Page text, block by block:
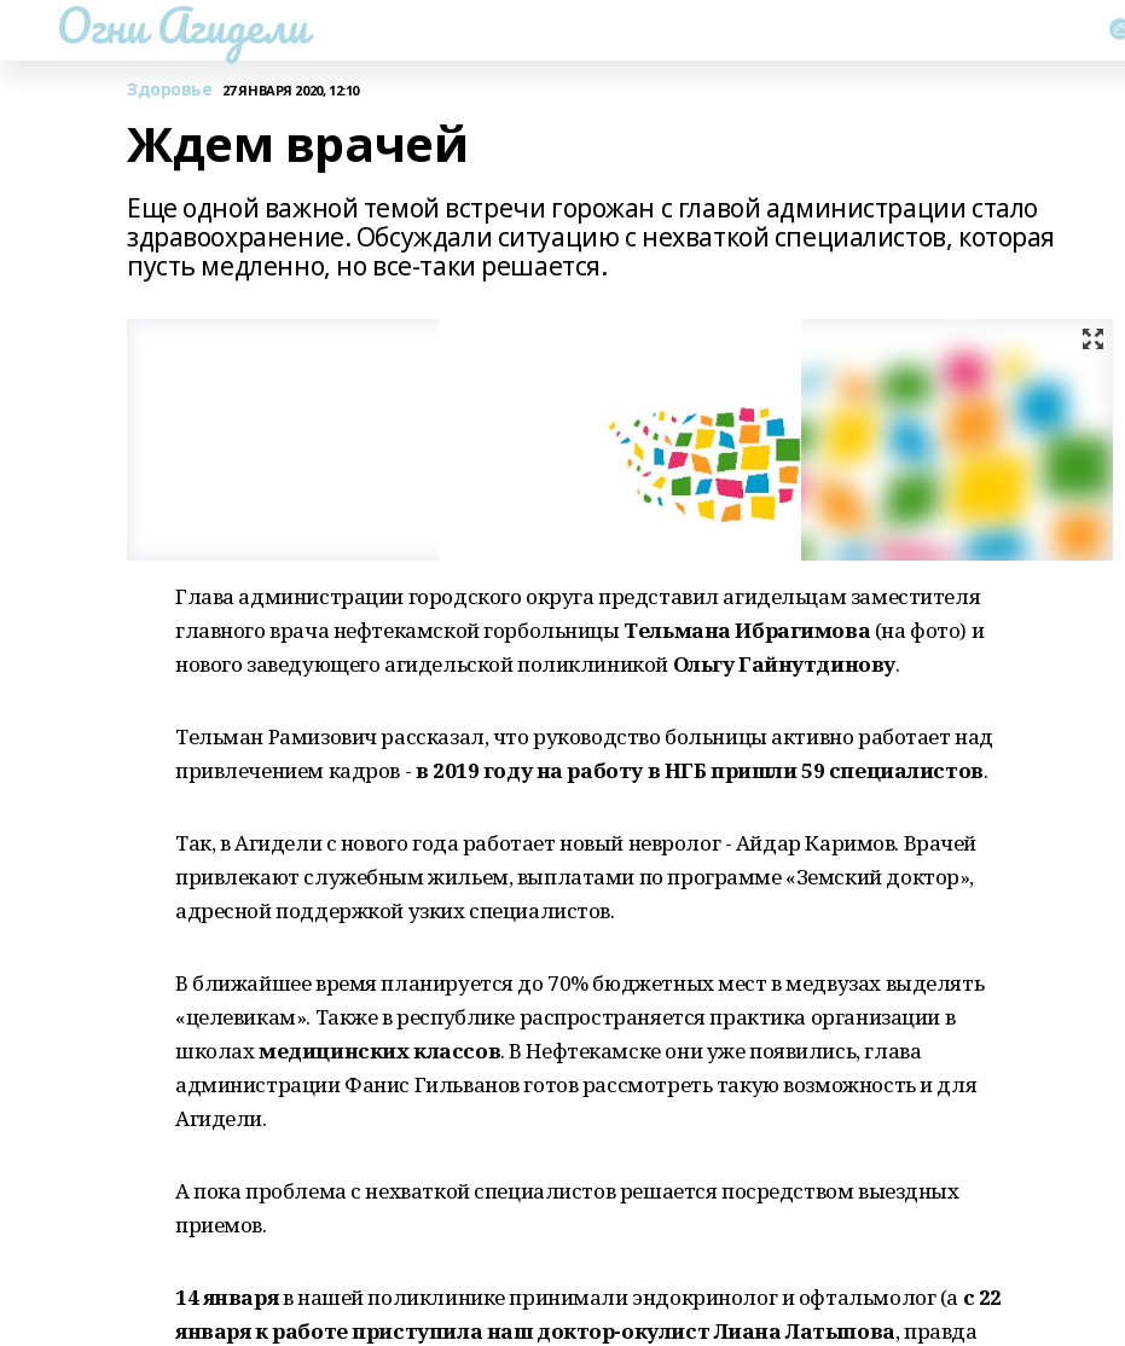
Огни Агидели
Здоровье 27 ЯНВАРЯ 2020, 12:10
Ждем врачей
Еще одной важной темой встречи горожан с главой администрации стало
здравоохранение. Обсуждали ситуацию с нехваткой специалистов, которая
пусть медленно, но все-таки решается.
Глава администрации городского округа представил агидельцам заместителя
главного врача нефтекамской горбольницыТельмана Ибрагимова (на фото) и
нового заведующего агидельской поликлиникой Ольгу Гайнутдинову.
Тельман Рамизович рассказал, что руководство больницы активно работает над
привлечением кадров -в 2019 году на работу в НГБ пришли 59 специалистов.
Так, в Агидели с нового года работает новый невролог - Айдар Каримов. Врачей
привлекают служебным жильем, выплатами по программе «Земский доктор»,
адресной поддержкой узких специалистов.
В ближайшее время планируется до 70% бюджетных мест в медвузах выделять
«целевикам». Также в республике распространяется практика организации в
школахмедицинских классов. В Нефтекамске они уже появились, глава
администрации Фанис Гильванов готов рассмотреть такую возможность и для
Агидели.
А пока проблема с нехваткой специалистов решается посредством выездных
приемов.
14 январяв нашей поликлинике принимали эндокринолог и офтальмолог (а с 22
января к работе приступила наш доктор-окулист Лиана Латыпова, правда